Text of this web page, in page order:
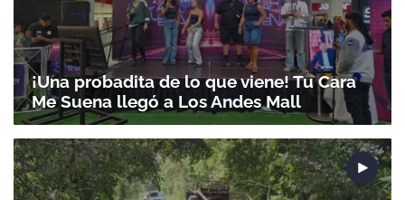
¡Una probadita de lo que viene! Tu Cara
Me Suena llegó a Los Andes Mall